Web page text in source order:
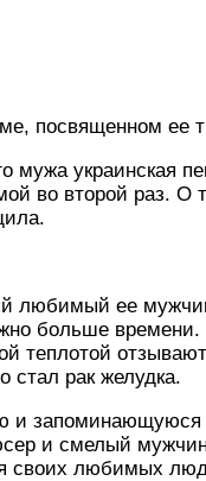
посвященном ее
мужа украинская
во второй раз. О
любимый ее
больше
теплотой
стал рак желудка.
и запоминающуюся
и смелый
своих любимых